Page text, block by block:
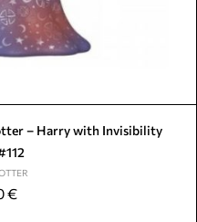
– Harry with Invisibility
€